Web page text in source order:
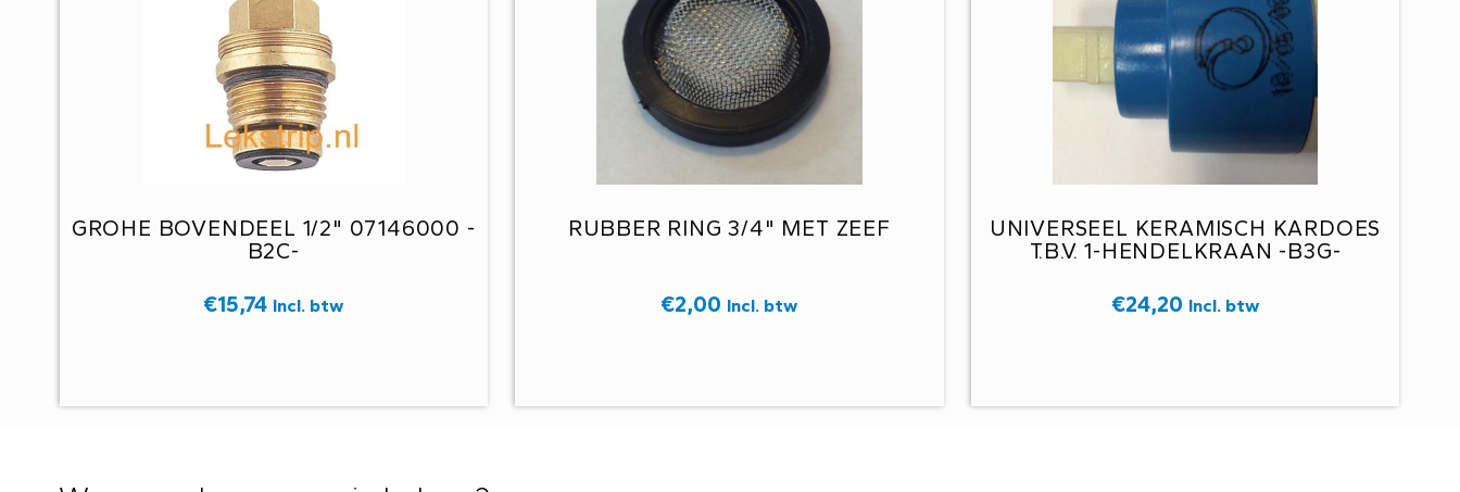
GROHE BOVENDEEL 1/2" 07146000 -
B2C-
€15,74 Incl. btw
RUBBER RING 3/4" MET ZEEF
€2,00 Incl. btw
UNIVERSEEL KERAMISCH KARDOES
T.B.V. 1-HENDELKRAAN -B3G-
€24,20 Incl. btw